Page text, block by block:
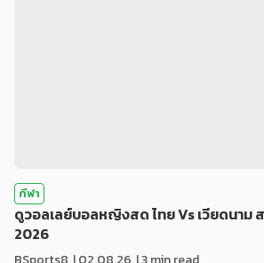
กีฬา
ดูวอลเลย์บอลหญิงสด ไทย Vs เวียดนาม
2026